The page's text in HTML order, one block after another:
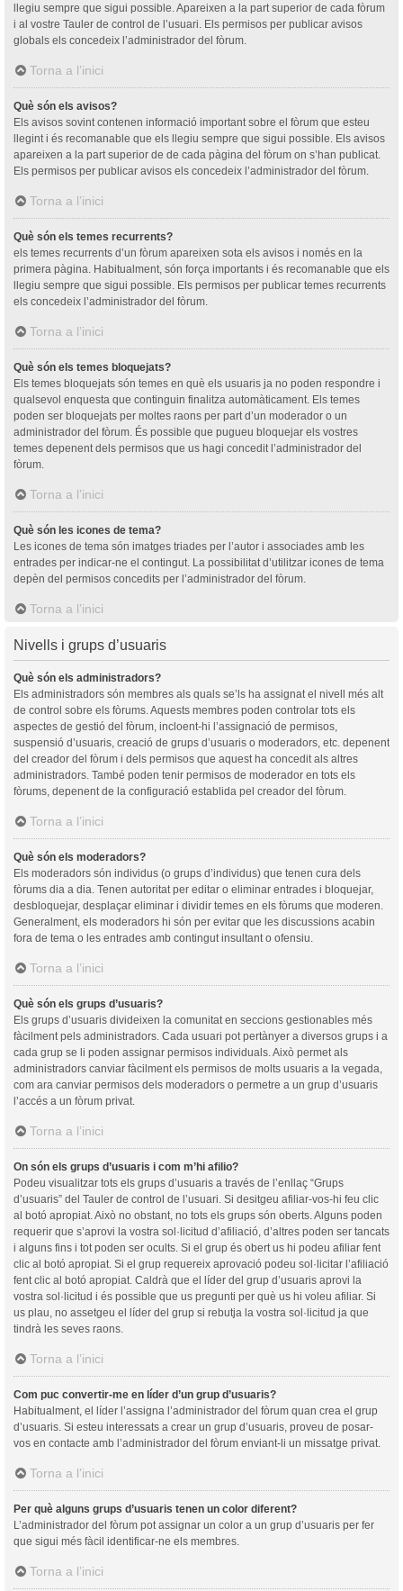
llegiu sempre que sigui possible. Apareixen a la part superior de cada fòrum
i al vostre Tauler de control de l’usuari. Els permisos per publicar avisos
globals els concedeix l’administrador del fòrum.
Torna a l’inici
Què són els avisos?
Els avisos sovint contenen informació important sobre el fòrum que esteu
llegint i és recomanable que els llegiu sempre que sigui possible. Els avisos
apareixen a la part superior de de cada pàgina del fòrum on s’han publicat.
Els permisos per publicar avisos els concedeix l’administrador del fòrum.
Torna a l’inici
Què són els temes recurrents?
els temes recurrents d’un fòrum apareixen sota els avisos i només en la
primera pàgina. Habitualment, són força importants i és recomanable que els
llegiu sempre que sigui possible. Els permisos per publicar temes recurrents
els concedeix l’administrador del fòrum.
Torna a l’inici
Què són els temes bloquejats?
Els temes bloquejats són temes en què els usuaris ja no poden respondre i
qualsevol enquesta que continguin finalitza automàticament. Els temes
poden ser bloquejats per moltes raons per part d’un moderador o un
administrador del fòrum. És possible que pugueu bloquejar els vostres
temes depenent dels permisos que us hagi concedit l’administrador del
fòrum.
Torna a l’inici
Què són les icones de tema?
Les icones de tema són imatges triades per l’autor i associades amb les
entrades per indicar-ne el contingut. La possibilitat d’utilitzar icones de tema
depèn del permisos concedits per l’administrador del fòrum.
Torna a l’inici
Nivells i grups d’usuaris
Què són els administradors?
Els administradors són membres als quals se’ls ha assignat el nivell més alt
de control sobre els fòrums. Aquests membres poden controlar tots els
aspectes de gestió del fòrum, incloent-hi l’assignació de permisos,
suspensió d’usuaris, creació de grups d’usuaris o moderadors, etc. depenent
del creador del fòrum i dels permisos que aquest ha concedit als altres
administradors. També poden tenir permisos de moderador en tots els
fòrums, depenent de la configuració establida pel creador del fòrum.
Torna a l’inici
Què són els moderadors?
Els moderadors són individus (o grups d’individus) que tenen cura dels
fòrums dia a dia. Tenen autoritat per editar o eliminar entrades i bloquejar,
desbloquejar, desplaçar eliminar i dividir temes en els fòrums que moderen.
Generalment, els moderadors hi són per evitar que les discussions acabin
fora de tema o les entrades amb contingut insultant o ofensiu.
Torna a l’inici
Què són els grups d’usuaris?
Els grups d’usuaris divideixen la comunitat en seccions gestionables més
fàcilment pels administradors. Cada usuari pot pertànyer a diversos grups i a
cada grup se li poden assignar permisos individuals. Això permet als
administradors canviar fàcilment els permisos de molts usuaris a la vegada,
com ara canviar permisos dels moderadors o permetre a un grup d’usuaris
l’accés a un fòrum privat.
Torna a l’inici
On són els grups d’usuaris i com m’hi afilio?
Podeu visualitzar tots els grups d’usuaris a través de l’enllaç “Grups
d’usuaris” del Tauler de control de l’usuari. Si desitgeu afiliar-vos-hi feu clic
al botó apropiat. Això no obstant, no tots els grups són oberts. Alguns poden
requerir que s’aprovi la vostra sol·licitud d’afiliació, d’altres poden ser tancats
i alguns fins i tot poden ser ocults. Si el grup és obert us hi podeu afiliar fent
clic al botó apropiat. Si el grup requereix aprovació podeu sol·licitar l’afiliació
fent clic al botó apropiat. Caldrà que el líder del grup d’usuaris aprovi la
vostra sol·licitud i és possible que us pregunti per què us hi voleu afiliar. Si
us plau, no assetgeu el líder del grup si rebutja la vostra sol·licitud ja que
tindrà les seves raons.
Torna a l’inici
Com puc convertir-me en líder d’un grup d’usuaris?
Habitualment, el líder l’assigna l’administrador del fòrum quan crea el grup
d’usuaris. Si esteu interessats a crear un grup d’usuaris, proveu de posar-
vos en contacte amb l’administrador del fòrum enviant-li un missatge privat.
Torna a l’inici
Per què alguns grups d’usuaris tenen un color diferent?
L’administrador del fòrum pot assignar un color a un grup d’usuaris per fer
que sigui més fàcil identificar-ne els membres.
Torna a l’inici